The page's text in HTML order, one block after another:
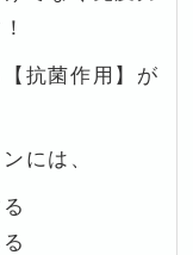
抗菌作用】が
には、